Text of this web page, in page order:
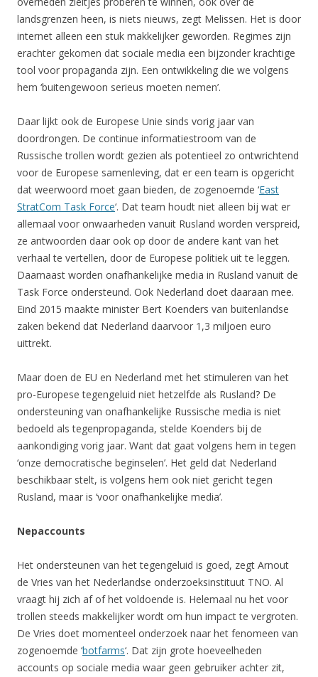
landsgrenzen heen, is niets nieuws, zegt Melissen. Het is door
internet alleen een stuk makkelijker geworden. Regimes zijn
erachter gekomen dat sociale media een bijzonder krachtige
tool voor propaganda zijn. Een ontwikkeling die we volgens
hem ‘buitengewoon serieus moeten nemen’.
Daar lijkt ook de Europese Unie sinds vorig jaar van
doordrongen. De continue informatiestroom van de
Russische trollen wordt gezien als potentieel zo ontwrichtend
voor de Europese samenleving, dat er een team is opgericht
dat weerwoord moet gaan bieden, de zogenoemde ‘East
StratCom Task Force‘. Dat team houdt niet alleen bij wat er
allemaal voor onwaarheden vanuit Rusland worden verspreid,
ze antwoorden daar ook op door de andere kant van het
verhaal te vertellen, door de Europese politiek uit te leggen.
Daarnaast worden onafhankelijke media in Rusland vanuit de
Task Force ondersteund. Ook Nederland doet daaraan mee.
Eind 2015 maakte minister Bert Koenders van buitenlandse
zaken bekend dat Nederland daarvoor 1,3 miljoen euro
uittrekt.
Maar doen de EU en Nederland met het stimuleren van het
pro-Europese tegengeluid niet hetzelfde als Rusland? De
ondersteuning van onafhankelijke Russische media is niet
bedoeld als tegenpropaganda, stelde Koenders bij de
aankondiging vorig jaar. Want dat gaat volgens hem in tegen
‘onze democratische beginselen’. Het geld dat Nederland
beschikbaar stelt, is volgens hem ook niet gericht tegen
Rusland, maar is ‘voor onafhankelijke media’.
Nepaccounts
Het ondersteunen van het tegengeluid is goed, zegt Arnout
de Vries van het Nederlandse onderzoeksinstituut TNO. Al
vraagt hij zich af of het voldoende is. Helemaal nu het voor
trollen steeds makkelijker wordt om hun impact te vergroten.
De Vries doet momenteel onderzoek naar het fenomeen van
zogenoemde ‘botfarms‘. Dat zijn grote hoeveelheden
accounts op sociale media waar geen gebruiker achter zit,